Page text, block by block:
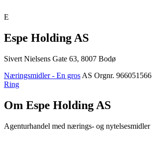
E
Espe Holding AS
Sivert Nielsens Gate 63, 8007 Bodø
Næringsmidler - En gros AS Orgnr. 966051566
Ring
Om Espe Holding AS
Agenturhandel med nærings- og nytelsesmidler